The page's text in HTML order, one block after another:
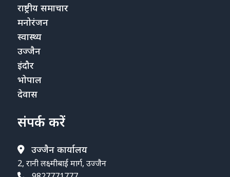
राष्ट्रीय समाचार
मनोरंजन
स्वास्थ्य
उज्जैन
इंदौर
भोपाल
देवास
संपर्क करें
उज्जैन कार्यालय
2, रानी लक्ष्मीबाई मार्ग, उज्जैन